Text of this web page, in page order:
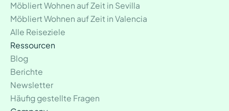
Möbliert Wohnen auf Zeit in Sevilla
Möbliert Wohnen auf Zeit in Valencia
Alle Reiseziele
Ressourcen
Blog
Berichte
Newsletter
Häufig gestellte Fragen